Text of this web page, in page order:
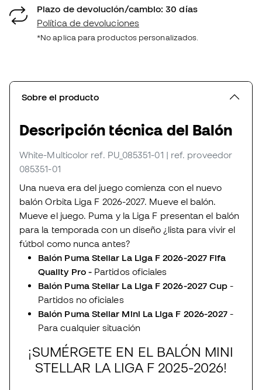
Plazo de devolución/cambio: 30 días
Política de devoluciones
*No aplica para productos personalizados.
Sobre el producto
Descripción técnica del Balón
White-Multicolor ref. PU_085351-01 | ref. proveedor
085351-01
Una nueva era del juego comienza con el nuevo
balón Orbita Liga F 2026-2027. Mueve el balón.
Mueve el juego. Puma y la Liga F presentan el balón
para la temporada con un diseño ¿lista para vivir el
fútbol como nunca antes?
Balón Puma Stellar La Liga F 2026-2027 Fifa
Quality Pro - Partidos oficiales
Balón Puma Stellar La Liga F2026-2027Cup-
Partidos no oficiales
Balón Puma Stellar Mini La Liga F 2026-2027 -
Para cualquier situación
¡SUMÉRGETE EN EL BALÓN MINI
STELLAR LA LIGA F 2025-2026!